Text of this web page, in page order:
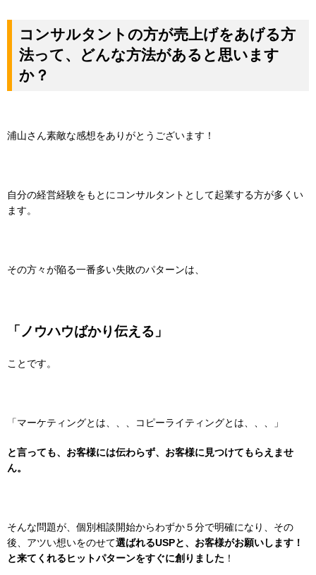
コンサルタントの方が売上げをあげる方
法って、どんな方法があると思います
か？
浦山さん素敵な感想をありがとうございます！
自分の経営経験をもとにコンサルタントとして起業する方が多くい
ます。
その方々が陥る一番多い失敗のパターンは、
「ノウハウばかり伝える」
ことです。
「マーケティングとは、、、コピーライティングとは、、、 」
と言っても、お客様には伝わらず、お客様に見つけてもらえませ
ん。
そんな問題が、個別相談開始からわずか５分で明確になり、その
後、 アツい想いをのせて選ばれるUSPと、お客様がお願いします！
と来てくれるヒットパターンをすぐに創りました ！